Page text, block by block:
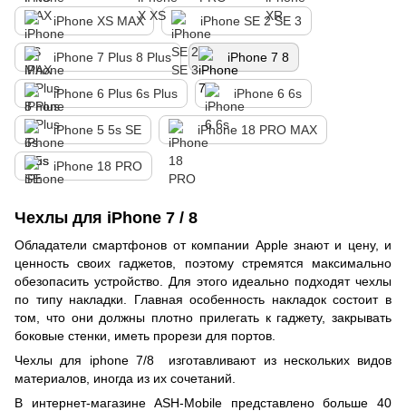
iPhone XS MAX iPhone SE 2 SE 3
iPhone 7 Plus 8 Plus iPhone 7 8
iPhone 6 Plus 6s Plus iPhone 6 6s
iPhone 5 5s SE iPhone 18 PRO MAX
iPhone 18 PRO
Чехлы для iPhone 7 / 8
Обладатели смартфонов от компании Apple знают и цену, и
ценность своих гаджетов, поэтому стремятся максимально
обезопасить устройство. Для этого идеально подходят чехлы
по типу накладки. Главная особенность накладок состоит в
том, что они должны плотно прилегать к гаджету, закрывать
боковые стенки, иметь прорези для портов.
Чехлы для iphone 7/8 изготавливают из нескольких видов
материалов, иногда из их сочетаний.
В интернет-магазине ASH-Mobile представлено больше 40